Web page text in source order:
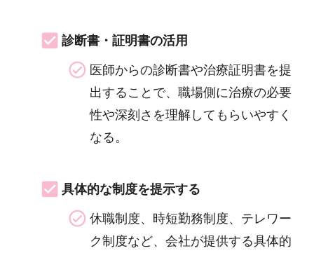
診断書・証明書の活用
医師からの診断書や治療証明書を提
出することで、職場側に治療の必要
性や深刻さを理解してもらいやすく
なる。
具体的な制度を提示する
休職制度、時短勤務制度、テレワー
ク制度など、会社が提供する具体的